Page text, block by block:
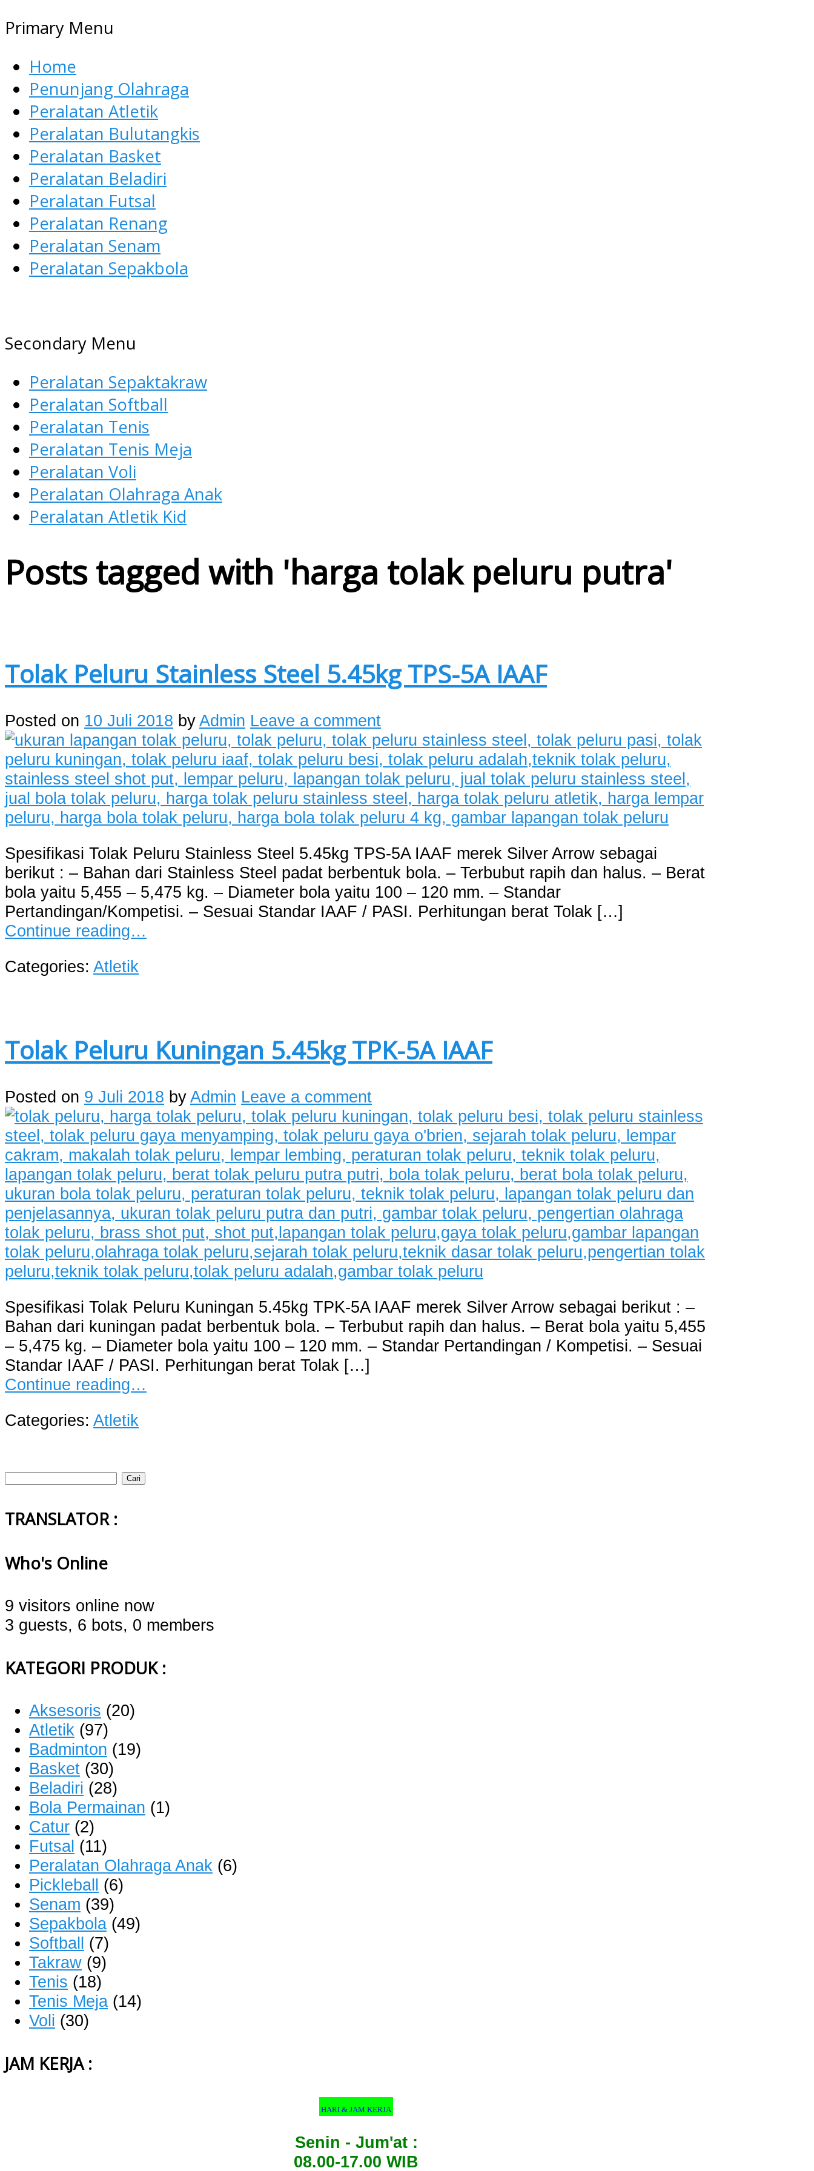
Primary Menu
Home
Penunjang Olahraga
Peralatan Atletik
Peralatan Bulutangkis
Peralatan Basket
Peralatan Beladiri
Peralatan Futsal
Peralatan Renang
Peralatan Senam
Peralatan Sepakbola
AGEN ALAT OLAHRAGA
Menyediakan Alat Olahraga Terlengkap di Indonesia
Secondary Menu
Peralatan Sepaktakraw
Peralatan Softball
Peralatan Tenis
Peralatan Tenis Meja
Peralatan Voli
Peralatan Olahraga Anak
Peralatan Atletik Kid
Posts tagged with 'harga tolak peluru putra'
Tolak Peluru Stainless Steel 5.45kg TPS-5A IAAF
Posted on 10 Juli 2018 byAdmin Leave a comment
Spesifikasi Tolak Peluru Stainless Steel 5.45kg TPS-5A IAAF merek Silver Arrow sebagai
berikut : – Bahan dari Stainless Steel padat berbentuk bola. – Terbubut rapih dan halus. – Berat
bola yaitu 5,455 – 5,475 kg. – Diameter bola yaitu 100 – 120 mm. – Standar
Pertandingan/Kompetisi. – Sesuai Standar IAAF / PASI. Perhitungan berat Tolak […]
Continue reading…
Categories: Atletik
Tolak Peluru Kuningan 5.45kg TPK-5A IAAF
Posted on 9 Juli 2018 byAdmin Leave a comment
Spesifikasi Tolak Peluru Kuningan 5.45kg TPK-5A IAAF merek Silver Arrow sebagai berikut : –
Bahan dari kuningan padat berbentuk bola. – Terbubut rapih dan halus. – Berat bola yaitu 5,455
– 5,475 kg. – Diameter bola yaitu 100 – 120 mm. – Standar Pertandingan / Kompetisi. – Sesuai
Standar IAAF / PASI. Perhitungan berat Tolak […]
Continue reading…
Categories: Atletik
Cari
TRANSLATOR :
Who's Online
9 visitors online now
3 guests, 6 bots, 0 members
KATEGORI PRODUK :
Aksesoris (20)
Atletik (97)
Badminton (19)
Basket (30)
Beladiri (28)
Bola Permainan (1)
Catur (2)
Futsal (11)
Peralatan Olahraga Anak (6)
Pickleball (6)
Senam (39)
Sepakbola (49)
Softball (7)
Takraw (9)
Tenis (18)
Tenis Meja (14)
Voli (30)
JAM KERJA :
HARI & JAM KERJA
Senin - Jum'at :
08.00-17.00 WIB